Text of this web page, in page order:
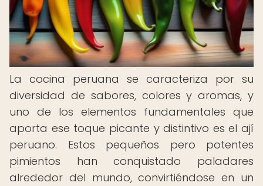
La cocina peruana se caracteriza por su
diversidad de sabores, colores y aromas, y
uno de los elementos fundamentales que
aporta ese toque picante y distintivo es el ají
peruano. Estos pequeños pero potentes
pimientos han conquistado paladares
alrededor del mundo, convirtiéndose en un